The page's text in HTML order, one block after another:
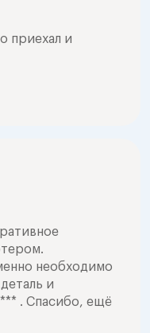
приехал и
необходимо
и
. Спасибо, ещё